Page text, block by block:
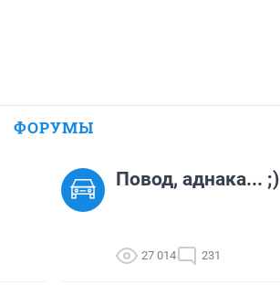
ФОРУМЫ
Повод, аднака... ;)
27 014 231